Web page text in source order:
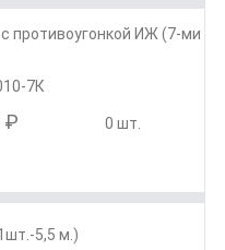
противоугонкой ИЖ (7-ми
7К
₽ 0 шт.
5,5 м.)